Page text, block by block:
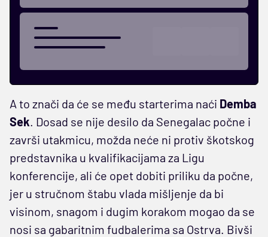
A to znači da će se među starterima naći Demba
Sek. Dosad se nije desilo da Senegalac počne i
završi utakmicu, možda neće ni protiv škotskog
predstavnika u kvalifikacijama za Ligu
konferencije, ali će opet dobiti priliku da počne,
jer u stručnom štabu vlada mišljenje da bi
visinom, snagom i dugim korakom mogao da se
nosi sa gabaritnim fudbalerima sa Ostrva. Bivši